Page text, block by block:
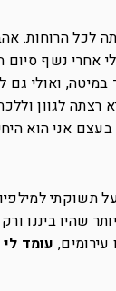
לכל הרוחות.
זה שפתח אותה במושב האחורי של המזדה-6 של
במיטה, ואולי גם
לגוון
אני הוא
תשוקתי
שהיו ביננו
עומד